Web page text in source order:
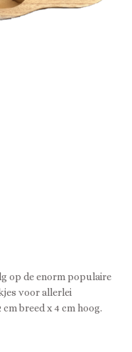
op de enorm populaire
voor allerlei
breed x 4 cm hoog.